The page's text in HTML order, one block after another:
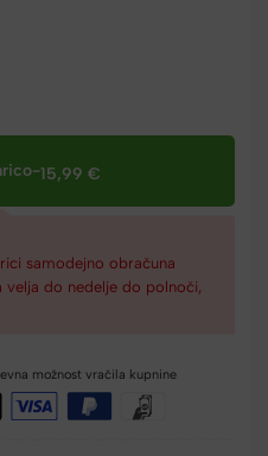
-15,99 €
samodejno obračuna
velja do nedelje do polnoči,
možnost vračila kupnine